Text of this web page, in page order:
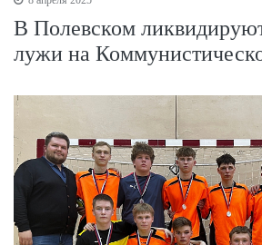
В Полевском
лужи на